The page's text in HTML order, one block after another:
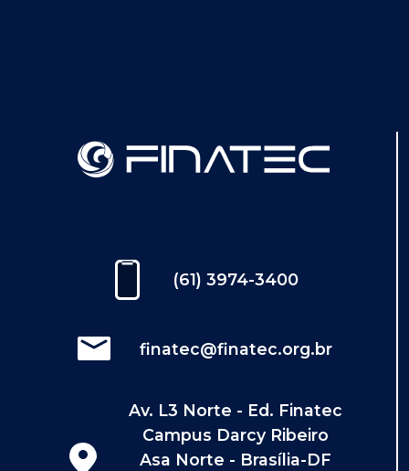
(61) 3974-3400
finatec@finatec.org.br
Av. L3 Norte - Ed. Finatec
Campus Darcy Ribeiro
Asa Norte - Brasília-DF